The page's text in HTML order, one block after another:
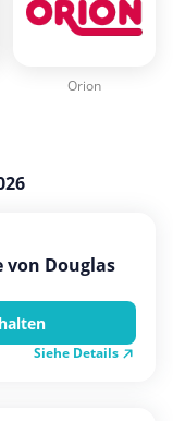
Orion
von Douglas
Siehe Details